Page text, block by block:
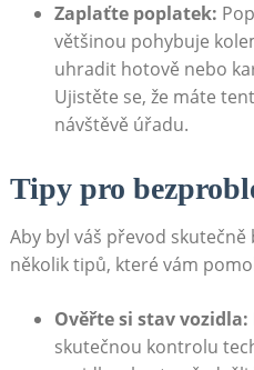
Zaplaťte poplatek:
většinou pohybuje
uhradit hotově nebo
Ujistěte se, že máte
návštěvě úřadu.
Tipy pro
Aby byl váš převod
několik tipů, které vám
Ověřte si stav vozidla:
skutečnou kontrolu